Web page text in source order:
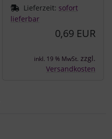
Lieferzeit: sofort
lieferbar
0,69 EUR
inkl. 19 % MwSt. zzgl.
Versandkosten